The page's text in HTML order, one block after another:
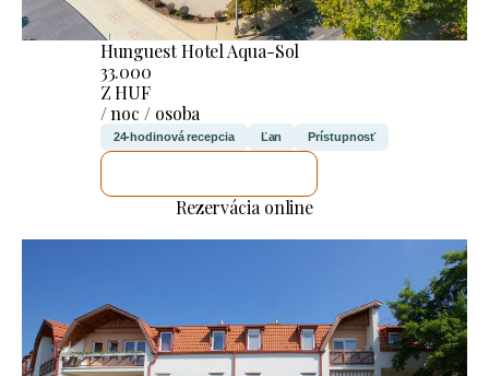
Hunguest Hotel Aqua-Sol
33.000
Z HUF
/ noc / osoba
24-hodinová recepcia Ľan Prístupnosť
Rezervácia online